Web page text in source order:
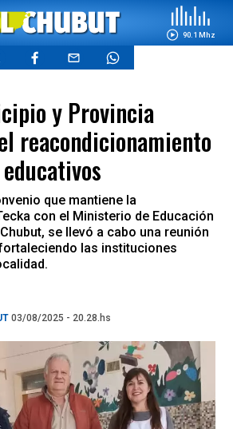
90.1 Mhz
y Provincia
reacondicionamiento
que mantiene la
con el Ministerio de Educación
se llevó a cabo una reunión
las instituciones
03/08/2025 - 20.28.hs